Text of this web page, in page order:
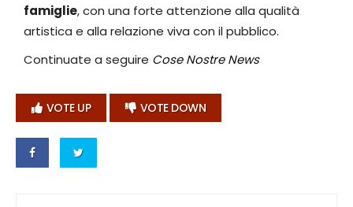
famiglie, con una forte attenzione alla qualità
artistica e alla relazione viva con il pubblico.
Continuate a seguire Cose Nostre News
VOTE UP VOTE DOWN